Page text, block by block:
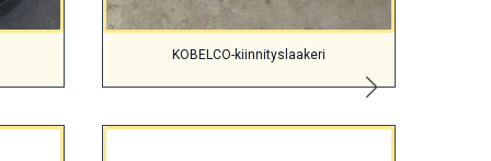
KOBELCO-kiinnityslaakeri